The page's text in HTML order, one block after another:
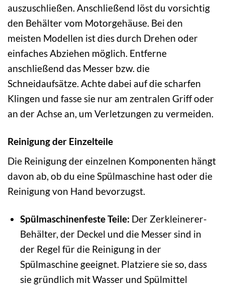
auszuschließen. Anschließend löst du vorsichtig
den Behälter vom Motorgehäuse. Bei den
meisten Modellen ist dies durch Drehen oder
einfaches Abziehen möglich. Entferne
anschließend das Messer bzw. die
Schneidaufsätze. Achte dabei auf die scharfen
Klingen und fasse sie nur am zentralen Griff oder
an der Achse an, um Verletzungen zu vermeiden.
Reinigung der Einzelteile
Die Reinigung der einzelnen Komponenten hängt
davon ab, ob du eine Spülmaschine hast oder die
Reinigung von Hand bevorzugst.
Spülmaschinenfeste Teile: Der Zerkleinerer-
Behälter, der Deckel und die Messer sind in
der Regel für die Reinigung in der
Spülmaschine geeignet. Platziere sie so, dass
sie gründlich mit Wasser und Spülmittel